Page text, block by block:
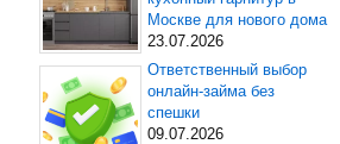
Москве для нового дома
23.07.2026
Ответственный выбор
онлайн-займа без
спешки
09.07.2026